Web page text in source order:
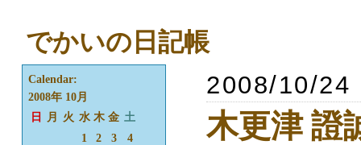
でかいの日記帳
2008/10/24
木更津 證
Calendar:
2008年 10月
日
月 火 水 木 金 土
1 2 3
4